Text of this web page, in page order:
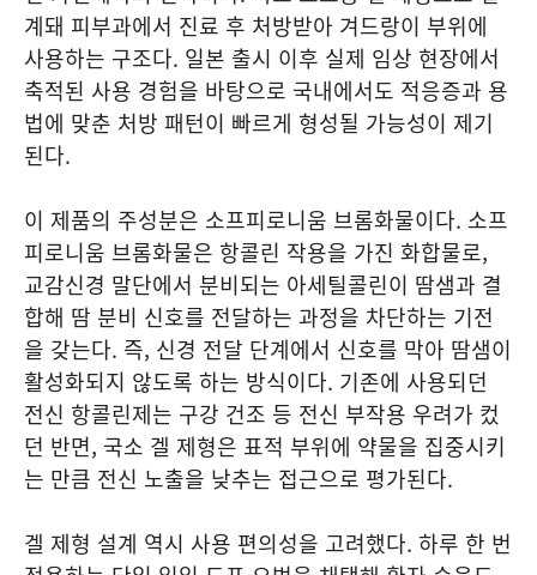
계돼 피부과에서 진료 후 처방받아 겨드랑이 부위에
사용하는 구조다. 일본 출시 이후 실제 임상 현장에서
축적된 사용 경험을 바탕으로 국내에서도 적응증과 용
법에 맞춘 처방 패턴이 빠르게 형성될 가능성이 제기
된다.
이 제품의 주성분은 소프피로니움 브롬화물이다. 소프
피로니움 브롬화물은 항콜린 작용을 가진 화합물로,
교감신경 말단에서 분비되는 아세틸콜린이 땀샘과 결
합해 땀 분비 신호를 전달하는 과정을 차단하는 기전
을 갖는다. 즉, 신경 전달 단계에서 신호를 막아 땀샘이
활성화되지 않도록 하는 방식이다. 기존에 사용되던
전신 항콜린제는 구강 건조 등 전신 부작용 우려가 컸
던 반면, 국소 겔 제형은 표적 부위에 약물을 집중시키
는 만큼 전신 노출을 낮추는 접근으로 평가된다.
겔 제형 설계 역시 사용 편의성을 고려했다. 하루 한 번